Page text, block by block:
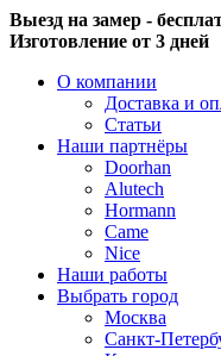
Выезд на замер -
Изготовление от 3 дней
О компании
Доставка и
Статьи
Наши партнёры
Doorhan
Alutech
Hormann
Came
Nice
Наши работы
Выбрать город
Москва
Санкт-